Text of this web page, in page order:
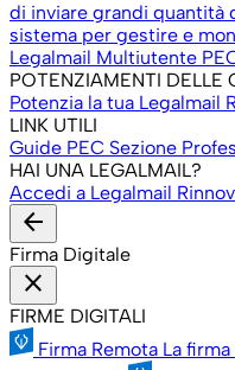
di inviare grandi quantità
sistema per gestire e
Legalmail Multiutente
POTENZIAMENTI DELLE
Potenzia la tua Legalmail
LINK UTILI
Guide PEC Sezione
HAI UNA LEGALMAIL?
Accedi a Legalmail
arrow_back
Firma Digitale
close
FIRME DIGITALI
Firma Remota La